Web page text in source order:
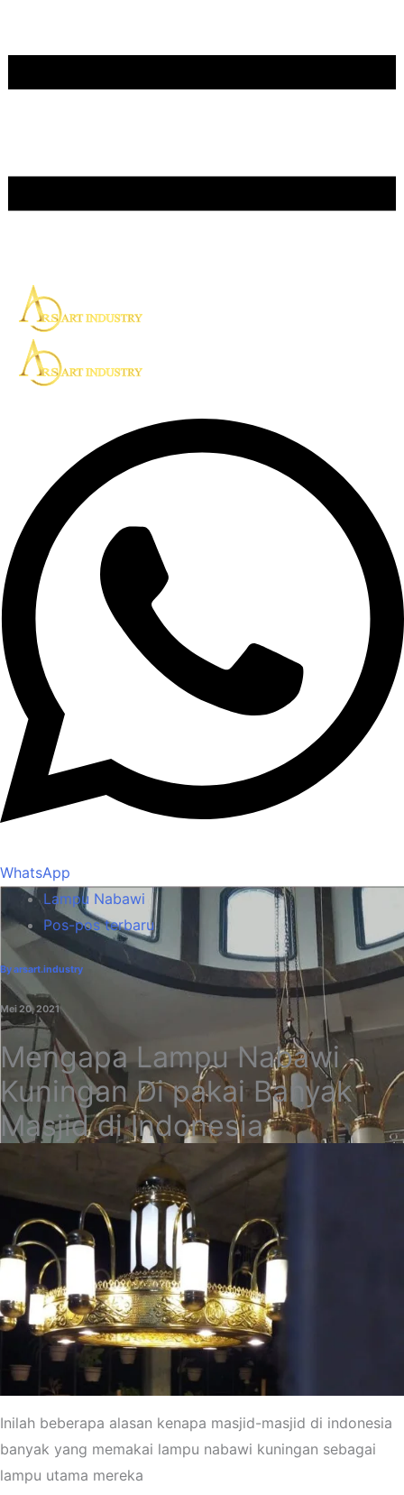
WhatsApp
Lampu Nabawi
Pos-pos terbaru
By arsart.industry
Mei 20, 2021
Mengapa Lampu Nabawi
Kuningan Di pakai Banyak
Masjid di Indonesia
Inilah beberapa alasan kenapa masjid-masjid di indonesia
banyak yang memakai lampu nabawi kuningan sebagai
lampu utama mereka